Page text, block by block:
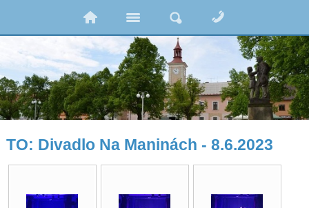
TO: Divadlo Na Maninách - 8.6.2023